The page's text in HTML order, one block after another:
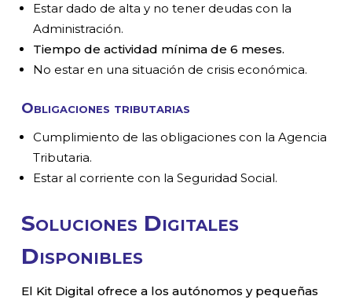
Estar dado de alta y no tener deudas con la
Administración.
Tiempo de actividad mínima de 6 meses.
No estar en una situación de crisis económica.
Obligaciones tributarias
Cumplimiento de las obligaciones con la Agencia
Tributaria.
Estar al corriente con la Seguridad Social.
Soluciones Digitales
Disponibles
El Kit Digital ofrece a los autónomos y pequeñas